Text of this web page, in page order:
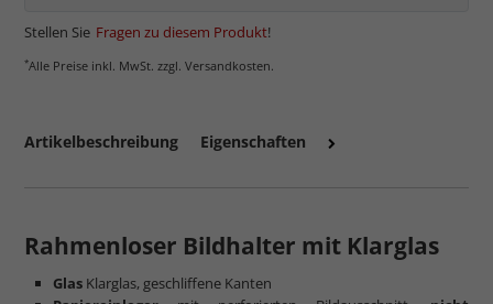
Stellen Sie Fragen zu diesem Produkt!
*Alle Preise inkl. MwSt. zzgl. Versandkosten.
Artikelbeschreibung Eigenschaften
Rahmenloser Bildhalter mit Klarglas
Glas Klarglas, geschliffene Kanten